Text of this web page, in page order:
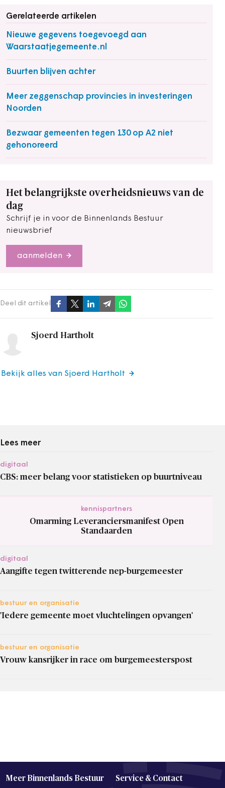
Gerelateerde artikelen
Nieuwe gegevens toegevoegd aan
Waarstaatjegemeente.nl
Buurten blijven achter
Meer zeggenschap provincies in investeringen
Noorden
Bezwaar gemeenten tegen 130 op A2 niet
gehonoreerd
Het belangrijkste overheidsnieuws van de
dag
Schrijf je in voor de Binnenlands Bestuur
nieuwsbrief
aanmelden
Deel dit artikel
Sjoerd Hartholt
Bekijk alles van Sjoerd Hartholt
Lees meer
digitaal
CBS: meer belang voor statistieken op buurtniveau
kennispartners
Omarming Leveranciersmanifest Open
Standaarden
digitaal
Aangifte tegen twitterende nep-burgemeester
bestuur en organisatie
'Iedere gemeente moet vluchtelingen opvangen'
bestuur en organisatie
Vrouw kansrijker in race om burgemeesterspost
Meer Binnenlands Bestuur Service & Contact